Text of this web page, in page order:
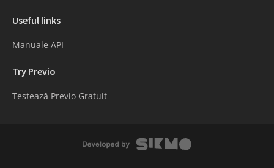
Useful links
Manuale API
Try Previo
Testează Previo Gratuit